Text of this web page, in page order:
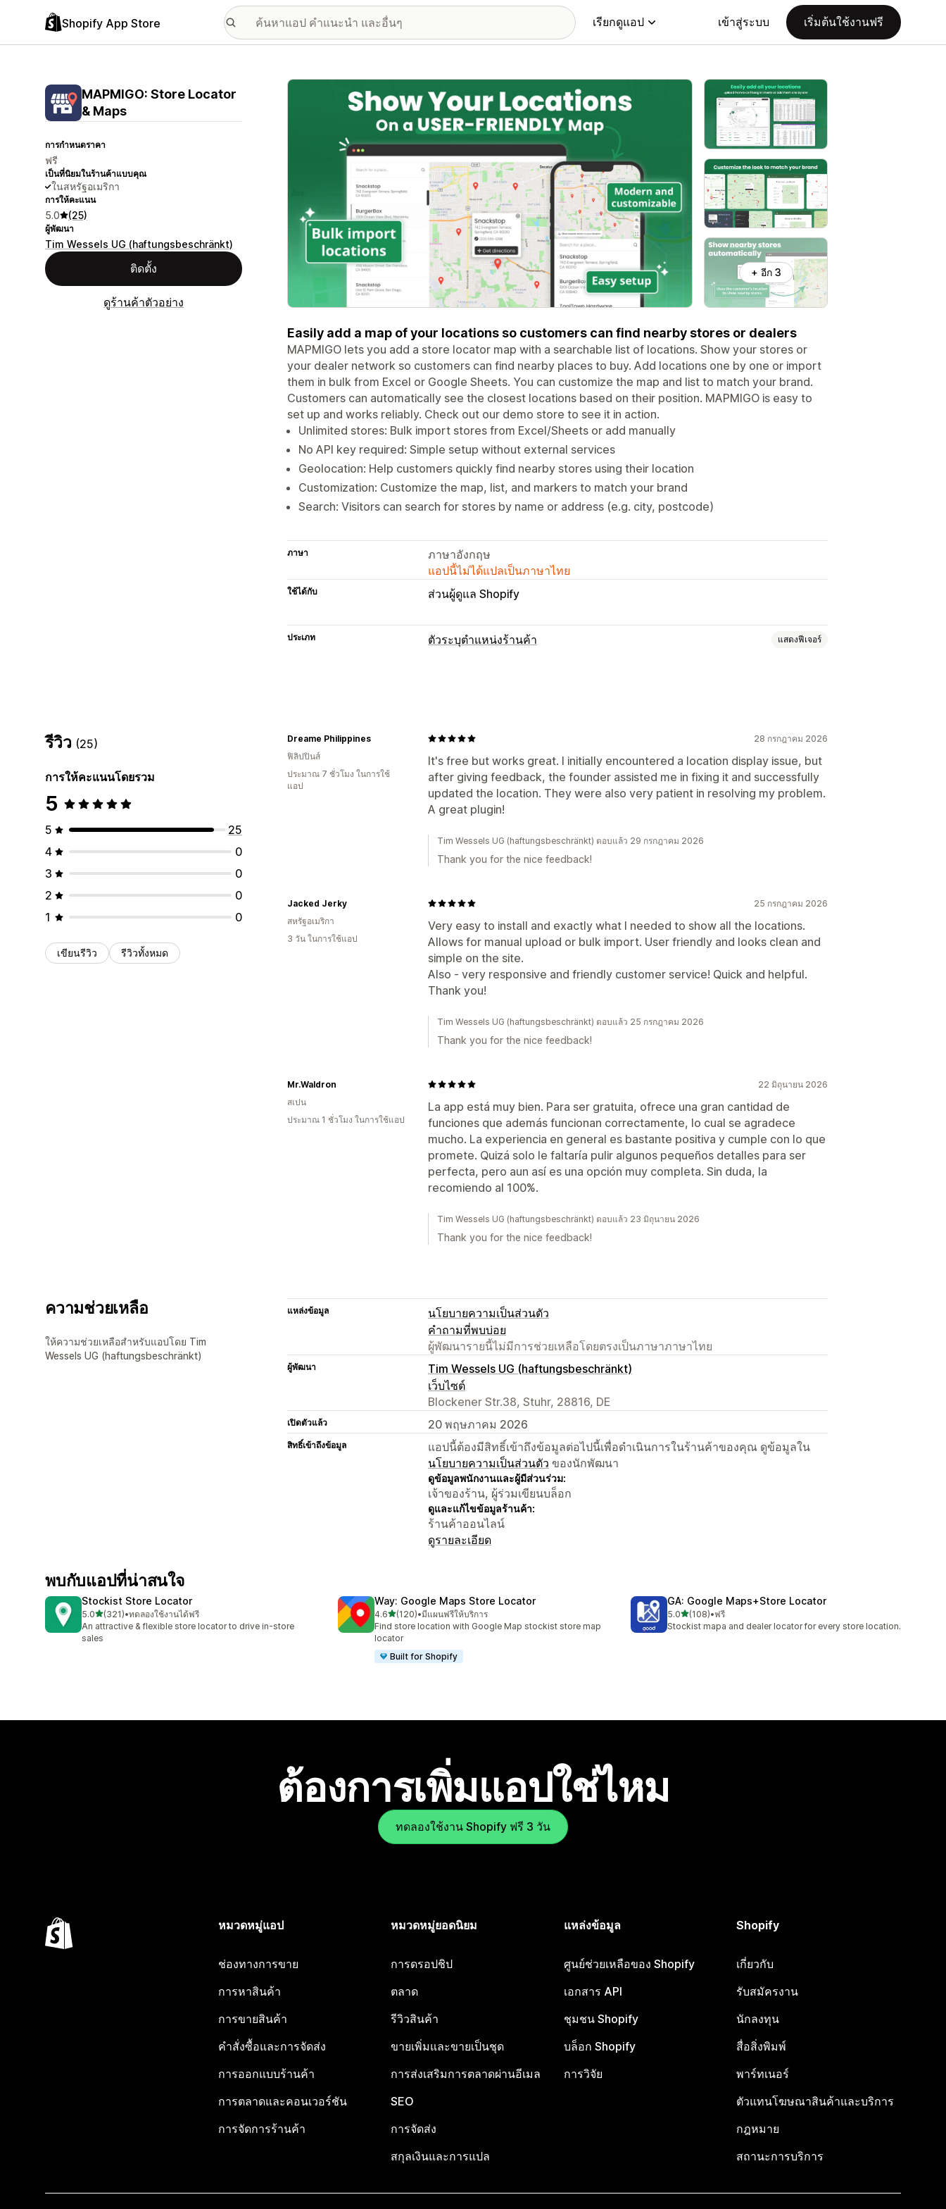
Shopify App Store เรียกดูแอป เข้าสู่ระบบ เริ่มต้นใช้งานฟรี
MAPMIGO: Store Locator
& Maps
การกำหนดราคา
ฟรี
เป็นที่นิยมในร้านค้าแบบคุณ
ในสหรัฐอเมริกา
การให้คะแนน
5.0 (25)
ผู้พัฒนา
Tim Wessels UG (haftungsbeschränkt)
ติดตั้ง
ดูร้านค้าตัวอย่าง
แกลเลอรีรูปภาพที่แสดง
+ อีก 3
Easily add a map of your locations so customers can find nearby stores or dealers
MAPMIGO lets you add a store locator map with a searchable list of locations. Show your stores or
your dealer network so customers can find nearby places to buy. Add locations one by one or import
them in bulk from Excel or Google Sheets. You can customize the map and list to match your brand.
Customers can automatically see the closest locations based on their position. MAPMIGO is easy to
set up and works reliably. Check out our demo store to see it in action.
Unlimited stores: Bulk import stores from Excel/Sheets or add manually
No API key required: Simple setup without external services
Geolocation: Help customers quickly find nearby stores using their location
Customization: Customize the map, list, and markers to match your brand
Search: Visitors can search for stores by name or address (e.g. city, postcode)
ภาษา
ภาษาอังกฤษ
แอปนี้ไม่ได้แปลเป็นภาษาไทย
ใช้ได้กับ ส่วนผู้ดูแล Shopify
ประเภท ตัวระบุตำแหน่งร้านค้า แสดงฟีเจอร์
การค้นหาและตัวกรอง
การค้นหาตำแหน่งที่ตั้ง
การค้นหาชื่อร้านค้า การเติมข้อความอัตโนมัติ
ตำแหน่งทางภูมิศาสตร์
รีวิว (25)
การให้คะแนนโดยรวม
5
5
25
4
0
3
0
2
0
1
0
เขียนรีวิว รีวิวทั้งหมด
28 กรกฎาคม 2026
It's free but works great. I initially encountered a location display issue, but
after giving feedback, the founder assisted me in fixing it and successfully
updated the location. They were also very patient in resolving my problem.
A great plugin!
Dreame Philippines
ฟิลิปปินส์
ประมาณ 7 ชั่วโมง ในการใช้
แอป
Tim Wessels UG (haftungsbeschränkt) ตอบแล้ว 29 กรกฎาคม 2026
Thank you for the nice feedback!
25 กรกฎาคม 2026
Very easy to install and exactly what I needed to show all the locations.
Allows for manual upload or bulk import. User friendly and looks clean and
simple on the site.
Also - very responsive and friendly customer service! Quick and helpful.
Thank you!
Jacked Jerky
สหรัฐอเมริกา
3 วัน ในการใช้แอป
Tim Wessels UG (haftungsbeschränkt) ตอบแล้ว 25 กรกฎาคม 2026
Thank you for the nice feedback!
22 มิถุนายน 2026
La app está muy bien. Para ser gratuita, ofrece una gran cantidad de
funciones que además funcionan correctamente, lo cual se agradece
mucho. La experiencia en general es bastante positiva y cumple con lo que
promete. Quizá solo le faltaría pulir algunos pequeños detalles para ser
perfecta, pero aun así es una opción muy completa. Sin duda, la
recomiendo al 100%.
Mr.Waldron
สเปน
ประมาณ 1 ชั่วโมง ในการใช้แอป
Tim Wessels UG (haftungsbeschränkt) ตอบแล้ว 23 มิถุนายน 2026
Thank you for the nice feedback!
ความช่วยเหลือ
ให้ความช่วยเหลือสำหรับแอปโดย Tim
Wessels UG (haftungsbeschränkt)
แหล่งข้อมูล
นโยบายความเป็นส่วนตัว
คำถามที่พบบ่อย
ผู้พัฒนารายนี้ไม่มีการช่วยเหลือโดยตรงเป็นภาษาภาษาไทย
ผู้พัฒนา
Tim Wessels UG (haftungsbeschränkt)
เว็บไซต์
Blockener Str.38, Stuhr, 28816, DE
เปิดตัวแล้ว 20 พฤษภาคม 2026
สิทธิ์เข้าถึงข้อมูล
แอปนี้ต้องมีสิทธิ์เข้าถึงข้อมูลต่อไปนี้เพื่อดำเนินการในร้านค้าของคุณ ดูข้อมูลใน
นโยบายความเป็นส่วนตัว ของนักพัฒนา
ดูข้อมูลพนักงานและผู้มีส่วนร่วม:
เจ้าของร้าน, ผู้ร่วมเขียนบล็อก
ดูและแก้ไขข้อมูลร้านค้า:
ร้านค้าออนไลน์
ดูรายละเอียด
พบกับแอปที่น่าสนใจ
Stockist Store Locator
5.0เต็ม 5 ดาว
(321)
ทั้งหมด 321 รีวิว
•ทดลองใช้งานได้ฟรี
An attractive & flexible store locator to drive in-store
sales
Way: Google Maps Store Locator
4.6เต็ม 5 ดาว
(120)
ทั้งหมด 120 รีวิว
•มีแผนฟรีให้บริการ
Find store location with Google Map stockist store map
locator
Built for Shopify
GA: Google Maps+Store Locator
5.0เต็ม 5 ดาว
(108)
ทั้งหมด 108 รีวิว
•ฟรี
Stockist mapa and dealer locator for every store location.
ต้องการเพิ่มแอปใช่ไหม
ทดลองใช้งาน Shopify ฟรี 3 วัน
หมวดหมู่แอป
ช่องทางการขาย
การหาสินค้า
การขายสินค้า
คำสั่งซื้อและการจัดส่ง
การออกแบบร้านค้า
การตลาดและคอนเวอร์ชัน
การจัดการร้านค้า
หมวดหมู่ยอดนิยม
การดรอปชิป
ตลาด
รีวิวสินค้า
ขายเพิ่มและขายเป็นชุด
การส่งเสริมการตลาดผ่านอีเมล
SEO
การจัดส่ง
สกุลเงินและการแปล
แหล่งข้อมูล
ศูนย์ช่วยเหลือของ Shopify
เอกสาร API
ชุมชน Shopify
บล็อก Shopify
การวิจัย
Shopify
เกี่ยวกับ
รับสมัครงาน
นักลงทุน
สื่อสิ่งพิมพ์
พาร์ทเนอร์
ตัวแทนโฆษณาสินค้าและบริการ
กฎหมาย
สถานะการบริการ